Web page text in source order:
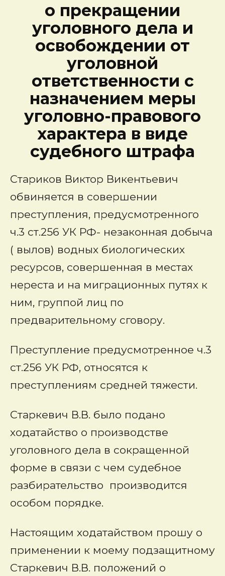
о прекращении
уголовного дела и
освобождении от
уголовной
ответственности с
назначением меры
уголовно-правового
характера в виде
судебного штрафа
Стариков Виктор Викентьевич
обвиняется в совершении
преступления, предусмотренного
ч.3 ст.256 УК РФ- незаконная добыча
( вылов) водных биологических
ресурсов, совершенная в местах
нереста и на миграционных путях к
ним, группой лиц по
предварительному сговору.
Преступление предусмотренное ч.3
ст.256 УК РФ, относятся к
преступлениям средней тяжести.
Старкевич В.В. было подано
ходатайство о производстве
уголовного дела в сокращенной
форме в связи с чем судебное
разбирательство производится
особом порядке.
Настоящим ходатайством прошу о
применении к моему подзащитному
Старкевич В.В. положений о